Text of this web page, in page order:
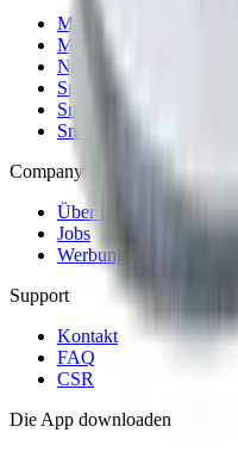
Marken
Modelle
Nike Air Max Day
Sneaker Shopping Guide
Sneaker Size Guide
Sneaker FAQ
Company
Über uns
Jobs
Werbung
Support
Kontakt
FAQ
CSR
Die App downloaden